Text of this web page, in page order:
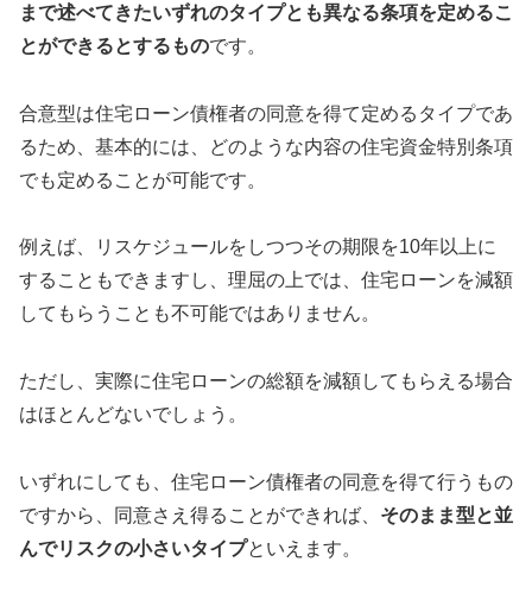
まで述べてきたいずれのタイプとも異なる条項を定めるこ
とができるとするものです。
合意型は住宅ローン債権者の同意を得て定めるタイプであ
るため、基本的には、どのような内容の住宅資金特別条項
でも定めることが可能です。
例えば、リスケジュールをしつつその期限を10年以上に
することもできますし、理屈の上では、住宅ローンを減額
してもらうことも不可能ではありません。
ただし、実際に住宅ローンの総額を減額してもらえる場合
はほとんどないでしょう。
いずれにしても、住宅ローン債権者の同意を得て行うもの
ですから、同意さえ得ることができれば、 そのまま型と並
んでリスクの小さいタイプといえます。